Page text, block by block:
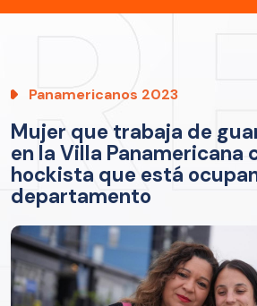
Panamericanos 2023
Mujer que trabaja de
en la Villa Panamericana
hockista que está
departamento